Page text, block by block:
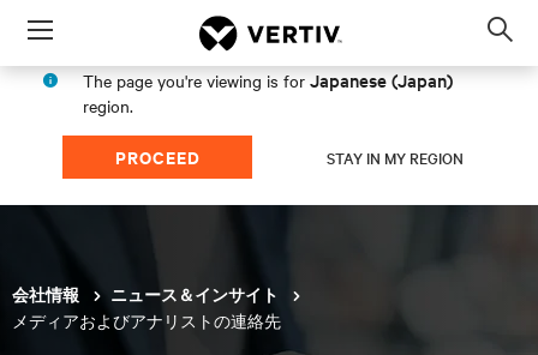
Menu
The page you're viewing is for Japanese (Japan)
region.
PROCEED STAY IN MY REGION
会社情報 ニュース＆インサイト
メディアおよびアナリストの連絡先